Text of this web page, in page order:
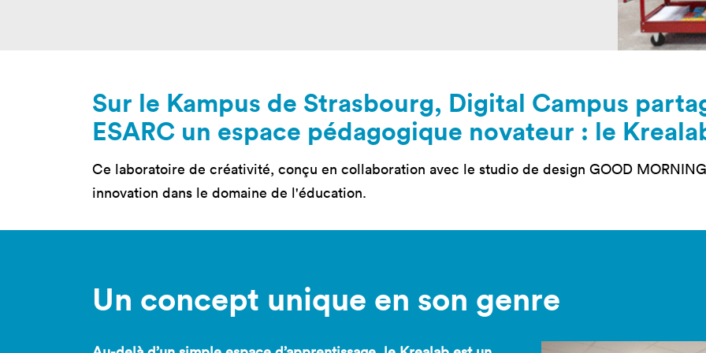
Sur le Kampus de Strasbourg, Digital Campus
ESARC un espace pédagogique novateur : le
Ce laboratoire de créativité, conçu en collaboration avec le studio de design GOOD
innovation dans le domaine de l'éducation.
Un concept unique en son genre
Data Customer
Experience
Nos
Lead